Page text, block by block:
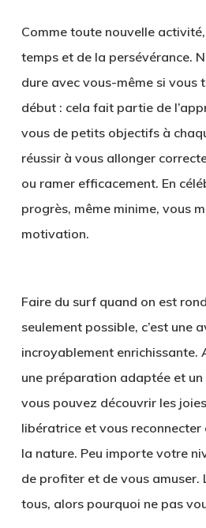
Comme toute nouvelle
temps et de la persévérance.
dure avec vous-même si vous
début : cela fait partie de
vous de petits objectifs à
réussir à vous allonger
ou ramer efficacement. En
progrès, même minime, vous
motivation.
Faire du surf quand on est
seulement possible, c’est une
incroyablement enrichissante.
une préparation adaptée et
vous pouvez découvrir les
libératrice et vous
la nature. Peu importe votre
de profiter et de vous amuser.
tous, alors pourquoi ne pas